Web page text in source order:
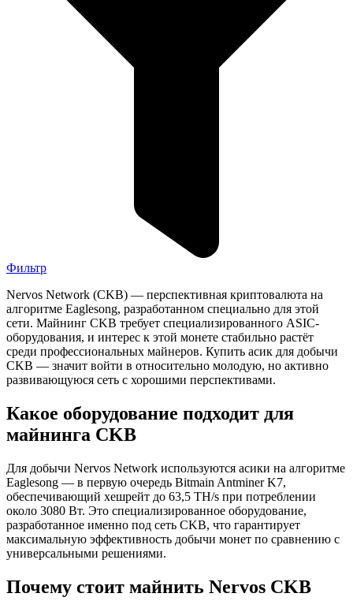
Фильтр
Nervos Network (CKB) — перспективная криптовалюта на
алгоритме Eaglesong, разработанном специально для этой
сети. Майнинг CKB требует специализированного ASIC-
оборудования, и интерес к этой монете стабильно растёт
среди профессиональных майнеров. Купить асик для добычи
CKB — значит войти в относительно молодую, но активно
развивающуюся сеть с хорошими перспективами.
Какое оборудование подходит для
майнинга CKB
Для добычи Nervos Network используются асики на алгоритме
Eaglesong — в первую очередь Bitmain Antminer K7,
обеспечивающий хешрейт до 63,5 TH/s при потреблении
около 3080 Вт. Это специализированное оборудование,
разработанное именно под сеть CKB, что гарантирует
максимальную эффективность добычи монет по сравнению с
универсальными решениями.
Почему стоит майнить Nervos CKB